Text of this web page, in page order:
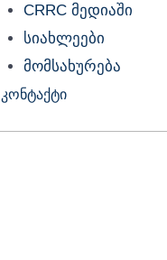
CRRC მედიაში
სიახლეები
მომსახურება
კონტაქტი